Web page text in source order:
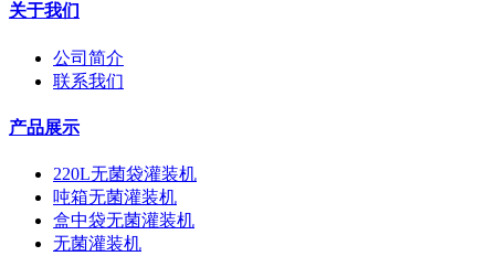
关于我们
公司简介
联系我们
产品展示
220L无菌袋灌装机
吨箱无菌灌装机
盒中袋无菌灌装机
无菌灌装机